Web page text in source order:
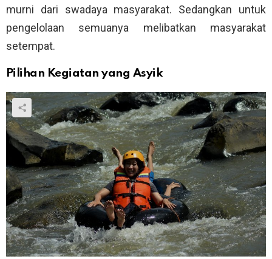
murni dari swadaya masyarakat. Sedangkan untuk
pengelolaan semuanya melibatkan masyarakat
setempat.
Pilihan Kegiatan yang Asyik